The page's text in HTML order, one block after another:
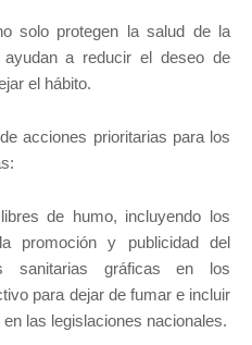
solo protegen la salud de la
a reducir el deseo de
el hábito.
acciones prioritarias para los
de humo, incluyendo los
promoción y publicidad del
sanitarias gráficas en los
para dejar de fumar e incluir
las legislaciones nacionales.